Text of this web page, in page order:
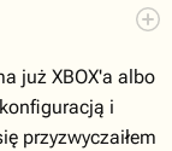
już XBOX'a albo
i
przyzwyczaiłem